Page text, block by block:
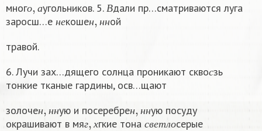
мног о а угольников. 5. В дали пр…сматриваются луга
заросш…е
н е
не
кошен нн
н,нн
ой
травой.
6. Лучи зах…дящего солнца проникают скво с зь
тонкие тканые гардины, осв…щают
золочен нн ую и посеребрен нн ую посуду
окрашивают в мя г х
г,х
гкие тонасветл о
све тло
серые